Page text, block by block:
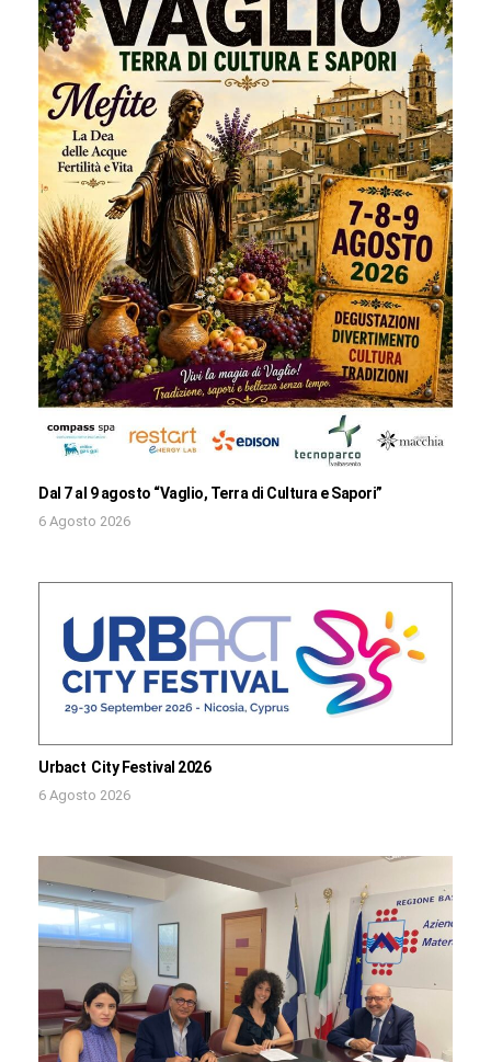
Dal 7 al 9 agosto “Vaglio, Terra di Cultura e Sapori”
6 Agosto 2026
Urbact City Festival 2026
6 Agosto 2026